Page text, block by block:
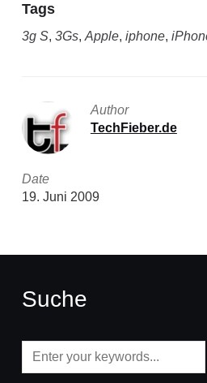
Tags
3g S, 3Gs, Apple, iphone,
Author
TechFieber.de
Date
19. Juni 2009
Suche